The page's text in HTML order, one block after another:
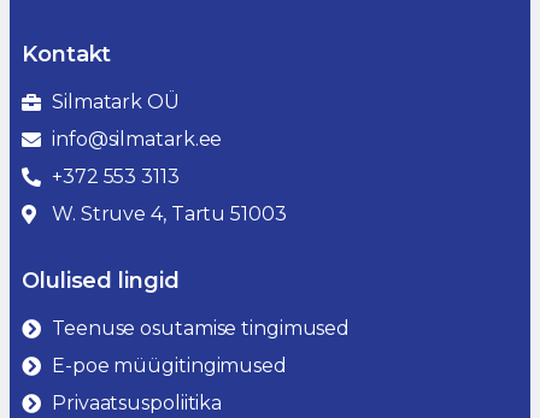
Kontakt
Silmatark OÜ
info@silmatark.ee
+372 553 3113
W. Struve 4, Tartu 51003
Olulised lingid
Teenuse osutamise tingimused
E-poe müügitingimused
Privaatsuspoliitika